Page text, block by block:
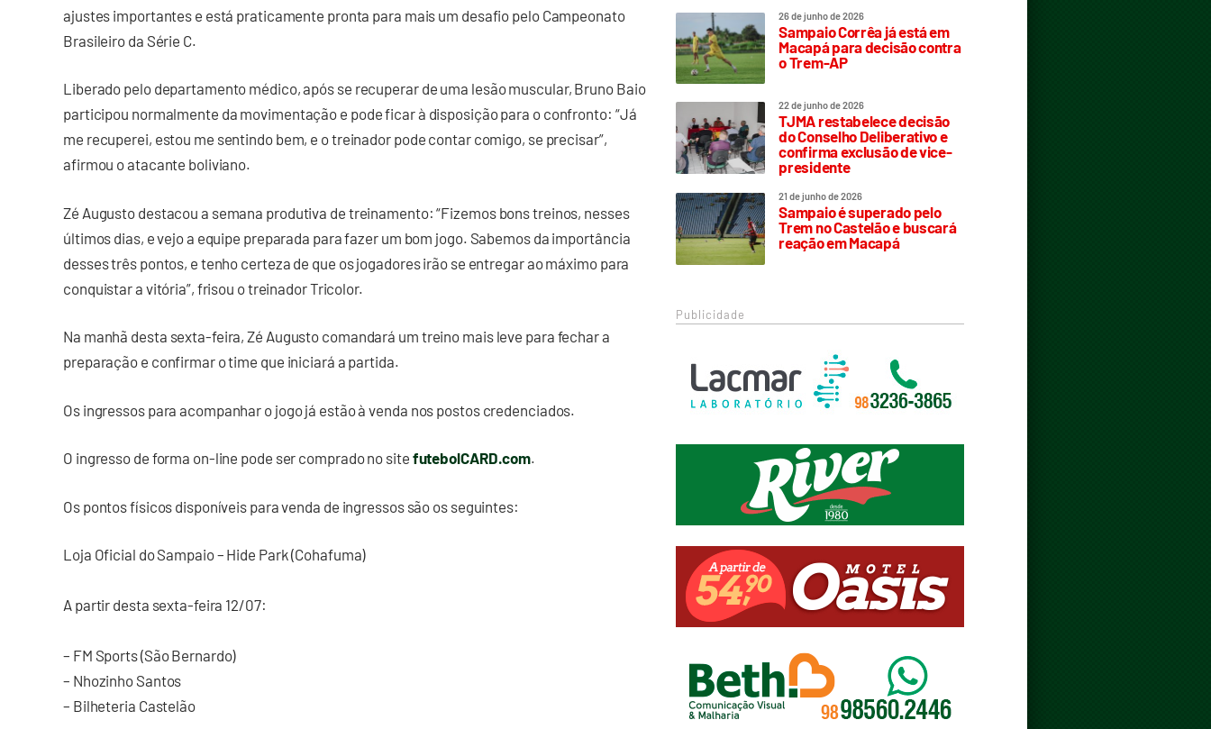
ajustes importantes e está praticamente pronta para mais um desafio pelo Campeonato
Brasileiro da Série C.
Liberado pelo departamento médico, após se recuperar de uma lesão muscular, Bruno Baio
participou normalmente da movimentação e pode ficar à disposição para o confronto: “Já
me recuperei, estou me sentindo bem, e o treinador pode contar comigo, se precisar”,
afirmou o atacante boliviano.
Zé Augusto destacou a semana produtiva de treinamento: “Fizemos bons treinos, nesses
últimos dias, e vejo a equipe preparada para fazer um bom jogo. Sabemos da importância
desses três pontos, e tenho certeza de que os jogadores irão se entregar ao máximo para
conquistar a vitória”, frisou o treinador Tricolor.
Na manhã desta sexta-feira, Zé Augusto comandará um treino mais leve para fechar a
preparação e confirmar o time que iniciará a partida.
Os ingressos para acompanhar o jogo já estão à venda nos postos credenciados.
O ingresso de forma on-line pode ser comprado no site futebolCARD.com.
Os pontos físicos disponíveis para venda de ingressos são os seguintes:
Loja Oficial do Sampaio – Hide Park (Cohafuma)
A partir desta sexta-feira 12/07:
– FM Sports (São Bernardo)
– Nhozinho Santos
– Bilheteria Castelão
26 de junho de 2026
Sampaio Corrêa já está em
Macapá para decisão contra
o Trem-AP
22 de junho de 2026
TJMA restabelece decisão
do Conselho Deliberativo e
confirma exclusão de vice-
presidente
21 de junho de 2026
Sampaio é superado pelo
Trem no Castelão e buscará
reação em Macapá
Publicidade